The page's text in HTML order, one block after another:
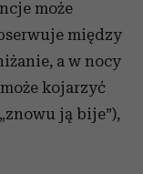
może
między
a w nocy
kojarzyć
ją bije”),